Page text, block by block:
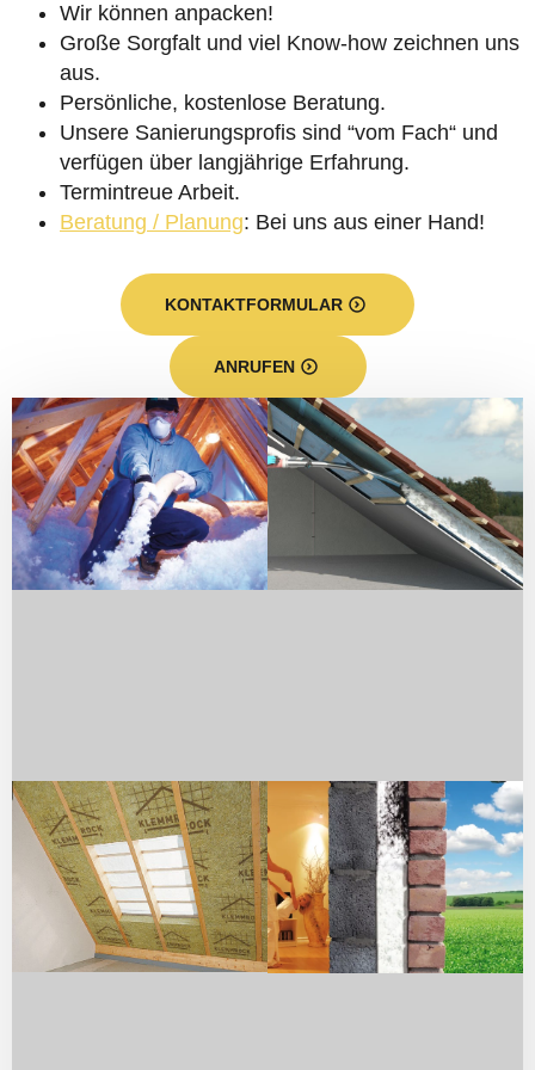
Wir können anpacken!
Große Sorgfalt und viel Know-how zeichnen uns
aus.
Persönliche, kostenlose Beratung.
Unsere Sanierungsprofis sind “vom Fach“ und
verfügen über langjährige Erfahrung.
Termintreue Arbeit.
Beratung / Planung: Bei uns aus einer Hand!
KONTAKTFORMULAR
ANRUFEN